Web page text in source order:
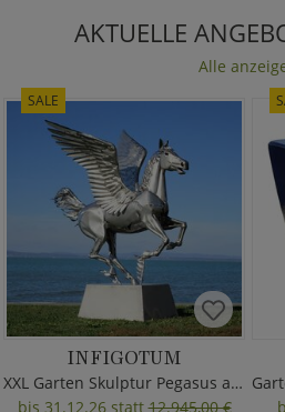
AKTUELLE
Alle
SALE
INFIGOTUM
XXL Garten Skulptur Pegasus aus Metall
bis 31.12.26 statt12.945,00 €